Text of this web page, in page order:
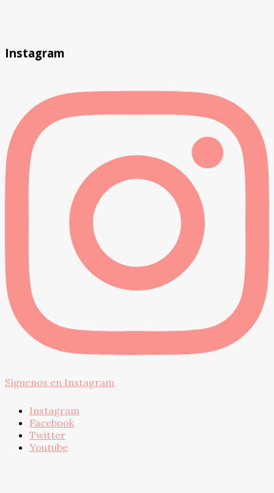
Instagram
Síguenos en Instagram
Instagram
Facebook
Twitter
Youtube